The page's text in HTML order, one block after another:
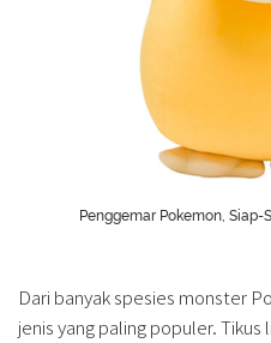
Penggemar Pokemon,
Dari banyak spesies monster
jenis yang paling populer. Tikus